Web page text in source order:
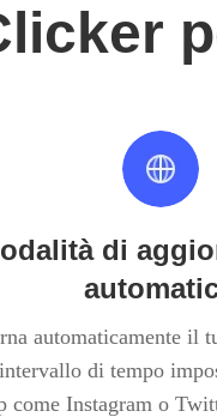
di
automaticamente il
di tempo
come Instagram o